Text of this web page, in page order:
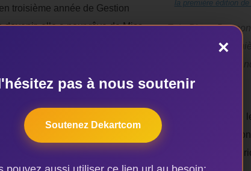
Ezin Pierre
pilotage de la
troisième année de Gestion
elle a pour rêve de Miss
démunis du Bénin. Zenab a
clinique et est en
23 ans et mesure 1m75. Son
est de sensibiliser les populations en Afrique contre
aux autres finalistes,
Yaroll Ango
préfère taire
avec ses 18 ans sur 1m65, elle indique, être
×
pas à nous soutenir
Soutenez Dekartcom